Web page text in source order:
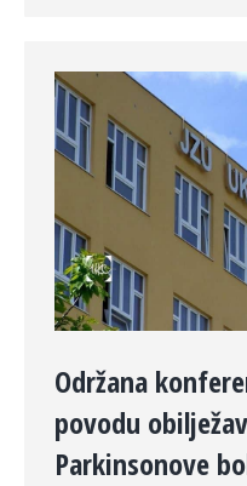
Održana
povodu
Parkinsonove